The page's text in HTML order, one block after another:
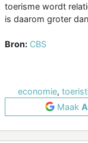
toerisme wordt
is daarom groter
Bron: CBS
economie,
Maak